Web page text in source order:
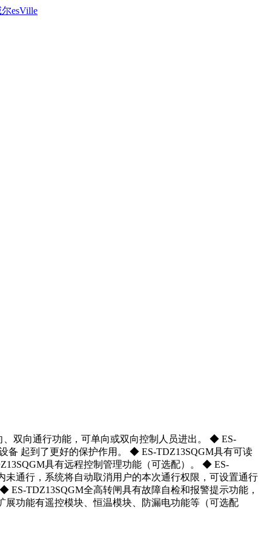
双向通行功能，可单向或双向控制人员进出。 ◆ ES-
备 起到了更好的保护作用。 ◆ ES-TDZ13SQGM具有可读
具有远程控制管理功能（可选配）。 ◆ ES-
通行，系统将自动取消用户的本次通行权限，可设置通行
TDZ13SQGM全高转闸具有故障自检和报警提示功能，
功能有遥控模块、恒温模块、防漏电功能等（可选配